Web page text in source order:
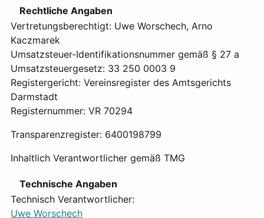
Rechtliche Angaben
Vertretungsberechtigt: Uwe Worschech, Arno
Kaczmarek
Umsatzsteuer-Identifikationsnummer gemäß § 27 a
Umsatzsteuergesetz: 33 250 0003 9
Registergericht: Vereinsregister des Amtsgerichts
Darmstadt
Registernummer: VR 70294
Transparenzregister: 6400198799
Inhaltlich Verantwortlicher gemäß TMG
Technische Angaben
Technisch Verantwortlicher:
Uwe Worschech